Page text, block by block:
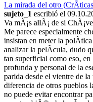
La mirada del otro
sujeto_1 escribió el
Va mÃ¡s allÃ¡ de si
Me parece especialmente
insistan en meter la
analizar la pelÃ­cula, dudo
tan superficial como eso,
profunda y personal de la
parida desde el vientre de
diferencia de otros pueblos
no puede evitar encontrar